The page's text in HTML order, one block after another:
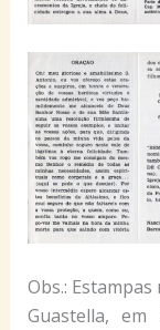
Obs.:
Guastella,